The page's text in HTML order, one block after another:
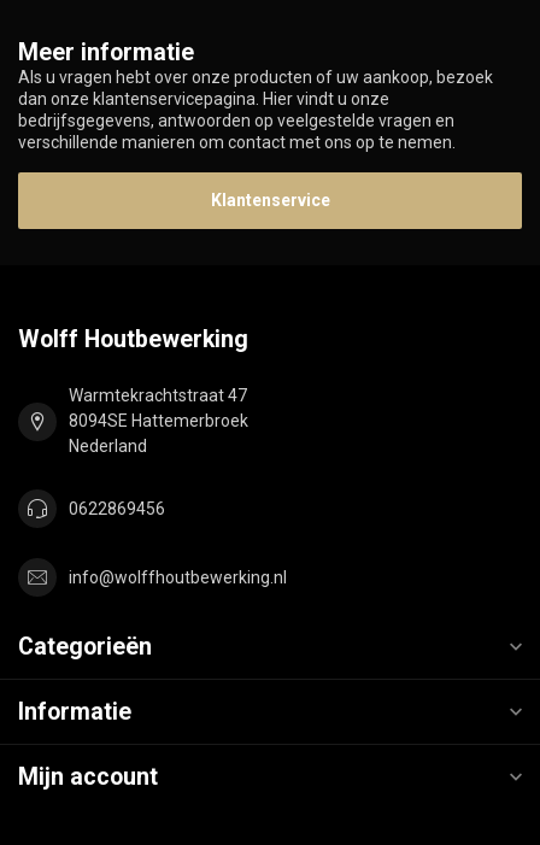
Meer informatie
Als u vragen hebt over onze producten of uw aankoop, bezoek
dan onze klantenservicepagina. Hier vindt u onze
bedrijfsgegevens, antwoorden op veelgestelde vragen en
verschillende manieren om contact met ons op te nemen.
Klantenservice
Wolff Houtbewerking
Warmtekrachtstraat 47
8094SE Hattemerbroek
Nederland
0622869456
info@wolffhoutbewerking.nl
Categorieën
Informatie
Mijn account